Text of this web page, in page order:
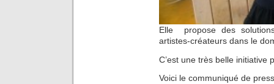
Elle propose des
artistes-créateurs dans le
C’est une très belle initiative
Voici le communiqué de